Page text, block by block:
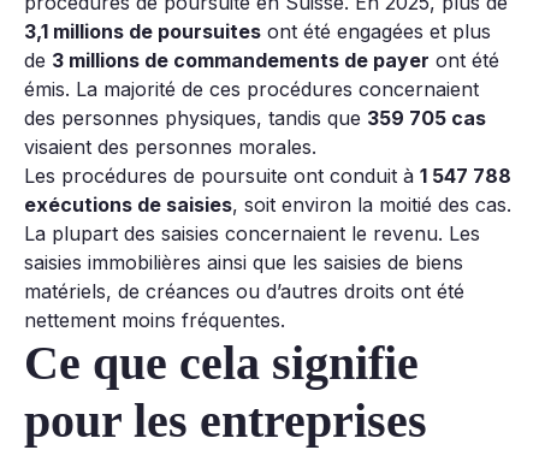
3,1 millions de poursuites ont été engagées et plus
de 3 millions de commandements de payer ont été
émis. La majorité de ces procédures concernaient
des personnes physiques, tandis que 359 705 cas
visaient des personnes morales.
Les procédures de poursuite ont conduit à 1 547 788
exécutions de saisies, soit environ la moitié des cas.
La plupart des saisies concernaient le revenu. Les
saisies immobilières ainsi que les saisies de biens
matériels, de créances ou d’autres droits ont été
nettement moins fréquentes.
Ce que cela signifie
pour les entreprises